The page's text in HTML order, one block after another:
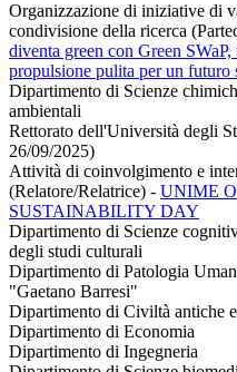
Organizzazione di iniziative di
condivisione della ricerca
diventa green con Green
propulsione pulita per un futuro
Dipartimento di Scienze
ambientali
Rettorato dell'Università degli
26/09/2025)
Attività di coinvolgimento e
(Relatore/Relatrice) - UNIME
SUSTAINABILITY DAY
Dipartimento di Scienze
degli studi culturali
Dipartimento di Patologia
"Gaetano Barresi"
Dipartimento di Civiltà antiche
Dipartimento di Economia
Dipartimento di Ingegneria